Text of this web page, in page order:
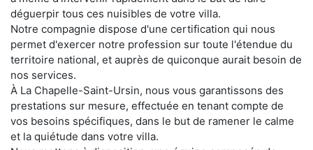
déguerpir tous ces nuisibles de votre villa.
Notre compagnie dispose d'une certification qui nous
permet d'exercer notre profession sur toute l'étendue du
territoire national, et auprès de quiconque aurait besoin de
nos services.
À La Chapelle-Saint-Ursin, nous vous garantissons des
prestations sur mesure, effectuée en tenant compte de
vos besoins spécifiques, dans le but de ramener le calme
et la quiétude dans votre villa.